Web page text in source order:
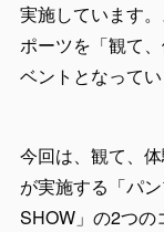
実施しています
ポーツを「観て
ベントとなってい
今回は、観て、
が実施する「パ
SHOW」の2つの